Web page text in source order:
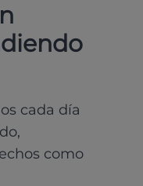
cada día
como